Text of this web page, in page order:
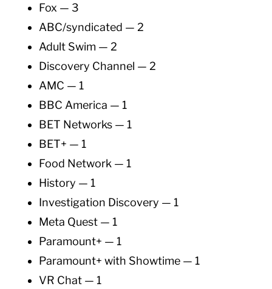
Fox — 3
ABC/syndicated — 2
Adult Swim — 2
Discovery Channel — 2
AMC — 1
BBC America — 1
BET Networks — 1
BET+ — 1
Food Network — 1
History — 1
Investigation Discovery — 1
Meta Quest — 1
Paramount+ — 1
Paramount+ with Showtime — 1
VR Chat — 1